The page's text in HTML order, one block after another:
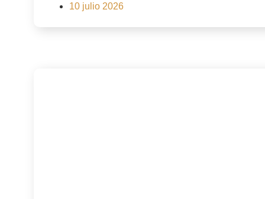
10 julio 2026